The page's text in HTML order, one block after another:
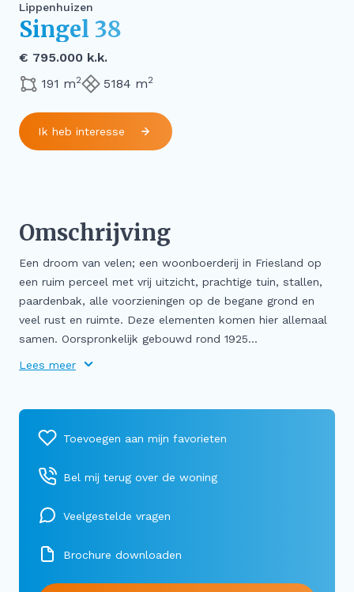
Lippenhuizen
Singel 38
€ 795.000 k.k.
191 m2 5184 m2
Ik heb interesse
Omschrijving
Een droom van velen; een woonboerderij in Friesland op
een ruim perceel met vrij uitzicht, prachtige tuin, stallen,
paardenbak, alle voorzieningen op de begane grond en
veel rust en ruimte. Deze elementen komen hier allemaal
samen. Oorspronkelijk gebouwd rond 1925...
Lees meer
Bel mij terug over de woning
Veelgestelde vragen
Brochure downloaden